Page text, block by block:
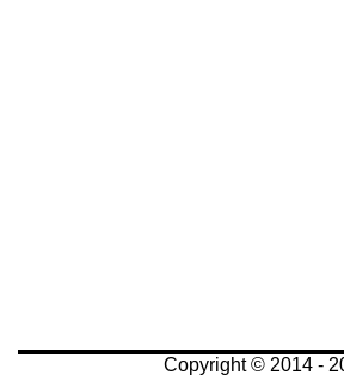
Copyright © 2014 -